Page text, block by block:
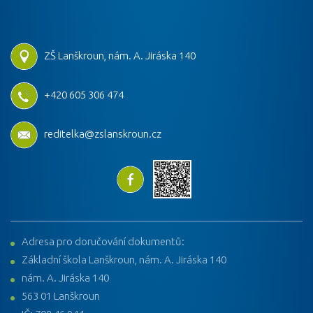
ZŠ Lanškroun, nám. A. Jiráska 140
+420 605 306 474
reditelka@zslanskroun.cz
Adresa pro doručování dokumentů:
Základní škola Lanškroun, nám. A. Jiráska 140
nám. A. Jiráska 140
563 01 Lanškroun